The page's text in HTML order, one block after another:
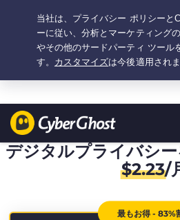
選択プラン：3.3333333333333年
デジタルプライバシ
$2.23/
最もお得 - 83%